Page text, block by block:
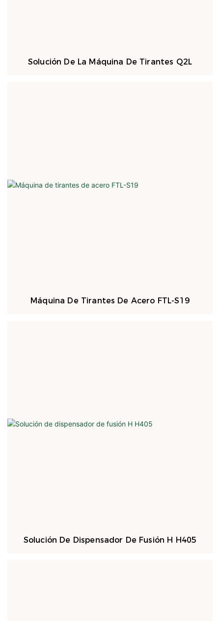
Solución De La Máquina De Tirantes Q2L
Máquina De Tirantes De Acero FTL-S19
Solución De Dispensador De Fusión H H405